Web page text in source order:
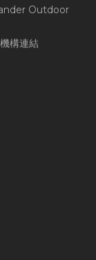
Outdoor
構連結